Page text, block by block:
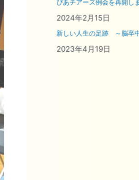
ぴあチアーズ例会を再開し
2024年2月15日
新しい人生の足跡 ～脳卒
2023年4月19日